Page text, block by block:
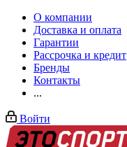
О компании
Доставка и оплата
Гарантии
Рассрочка и кредит
Бренды
Контакты
...
Войти